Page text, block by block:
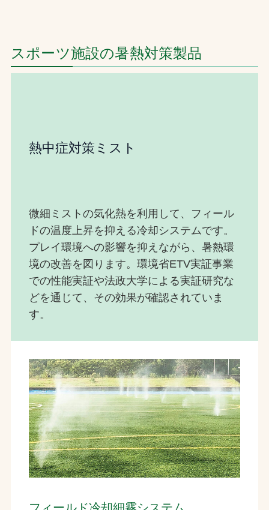
スポーツ施設の暑熱対策製品
熱中症対策ミスト
微細ミストの気化熱を利用して、フィール
ドの温度上昇を抑える冷却システムです。
プレイ環境への影響を抑えながら、暑熱環
境の改善を図ります。環境省ETV実証事業
での性能実証や法政大学による実証研究な
どを通じて、その効果が確認されていま
す。